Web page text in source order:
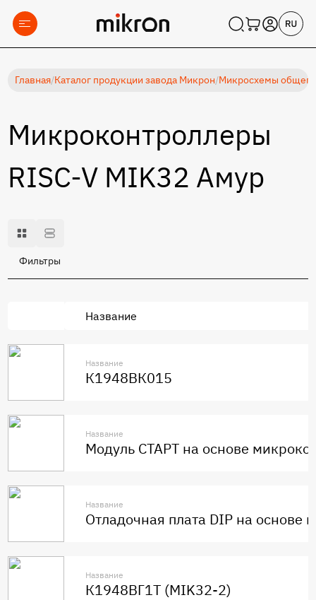
Главная/Каталог продукции завода Микрон/Микросхемы
Микроконтроллеры
RISC-V MIK32 Амур
Фильтры
Название
Название
К1948ВК015
Название
Модуль СТАРТ на основе
Название
Отладочная плата DIP на
Название
К1948ВГ1Т (MIK32-2)